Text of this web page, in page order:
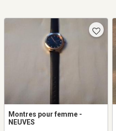
Montres pour femme -
NEUVES